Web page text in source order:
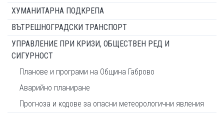
ХУМАНИТАРНА ПОДКРЕПА
ВЪТРЕШНОГРАДСКИ ТРАНСПОРТ
УПРАВЛЕНИЕ ПРИ КРИЗИ, ОБЩЕСТВЕН РЕД И
СИГУРНОСТ
Планове и програми на Община Габрово
Аварийно планиране
Прогноза и кодове за опасни метеорологични явления